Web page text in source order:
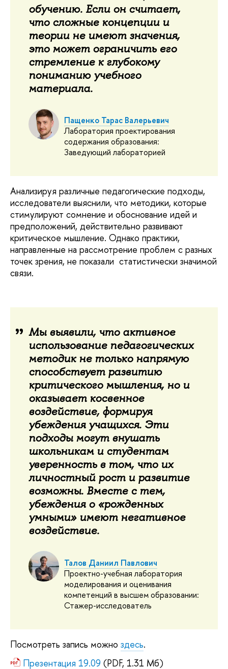
обучению. Если он считает,
что сложные концепции и
теории не имеют значения,
это может ограничить его
стремление к глубокому
пониманию учебного
материала.
Пащенко Тарас Валерьевич
Лаборатория проектирования
содержания образования:
Заведующий лабораторией
Анализируя различные педагогические подходы,
исследователи выяснили, что методики, которые
стимулируют сомнение и обоснование идей и
предположений, действительно развивают
критическое мышление. Однако практики,
направленные на рассмотрение проблем с разных
точек зрения, не показали статистически значимой
связи.
Мы выявили, что активное
использование педагогических
методик не только напрямую
способствует развитию
критического мышления, но и
оказывает косвенное
воздействие, формируя
убеждения учащихся. Эти
подходы могут внушать
школьникам и студентам
уверенность в том, что их
личностный рост и развитие
возможны. Вместе с тем,
убеждения о «рожденных
умными» имеют негативное
воздействие.
Талов Даниил Павлович
Проектно-учебная лаборатория
моделирования и оценивания
компетенций в высшем образовании:
Стажер-исследователь
Посмотреть запись можно здесь.
Презентация 19.09 (PDF, 1.31 Мб)